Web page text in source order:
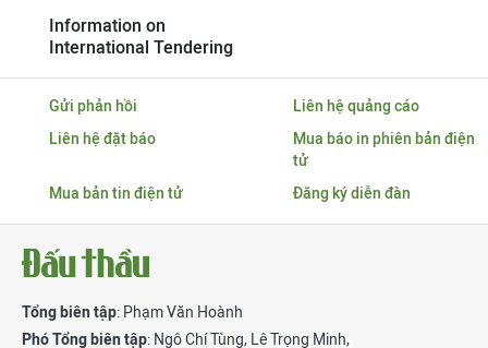
Information on
International Tendering
Gửi phản hồi
Liên hệ quảng cáo
Liên hệ đặt báo
Mua báo in phiên bản điện
tử
Mua bản tin điện tử
Đăng ký diễn đàn
Tổng biên tập: Phạm Văn Hoành
Phó Tổng biên tập: Ngô Chí Tùng, Lê Trọng Minh,